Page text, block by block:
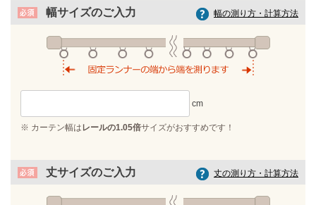
幅サイズのご入力 幅の測り方・計算方法
※ カーテン幅は レールの1.05倍サイズがおすすめです！
丈サイズのご入力 丈の測り方・計算方法